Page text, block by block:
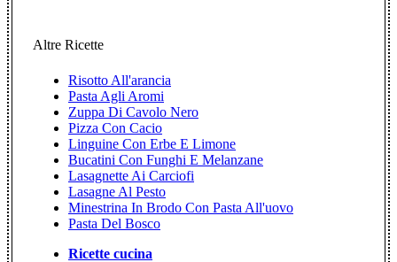
Altre Ricette
Risotto All'arancia
Pasta Agli Aromi
Zuppa Di Cavolo Nero
Pizza Con Cacio
Linguine Con Erbe E Limone
Bucatini Con Funghi E Melanzane
Lasagnette Ai Carciofi
Lasagne Al Pesto
Minestrina In Brodo Con Pasta All'uovo
Pasta Del Bosco
Ricette cucina